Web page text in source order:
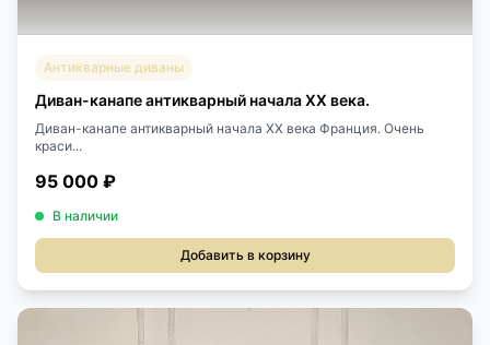
Антикварные диваны
Диван-канапе антикварный начала XX века.
Диван-канапе антикварный начала XX века Франция. Очень
краси...
95 000 ₽
В наличии
Добавить в корзину